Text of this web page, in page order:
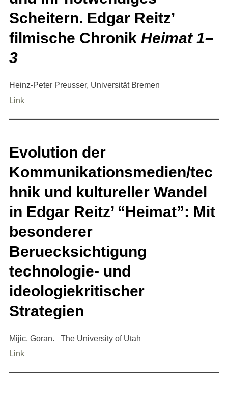
Scheitern. Edgar Reitz’
filmische Chronik Heimat 1–
3
Heinz-Peter Preusser, Universität Bremen
Link
Evolution der
Kommunikationsmedien/tec
hnik und kultureller Wandel
in Edgar Reitz’ “Heimat”: Mit
besonderer
Beruecksichtigung
technologie- und
ideologiekritischer
Strategien
Mijic, Goran. The University of Utah
Link